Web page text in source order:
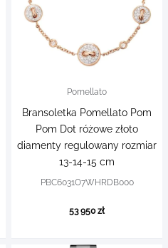
Pomellato
Bransoletka Pomellato Pom
Pom Dot różowe złoto
diamenty regulowany rozmiar
13-14-15 cm
PBC6031O7WHRDB000
53 950 zł